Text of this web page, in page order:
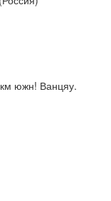
южн! Ванцяу.